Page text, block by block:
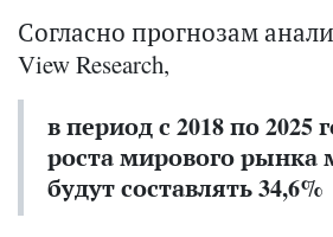
Согласно прогнозам
View Research,
в период с 2018 по
роста мирового рынка
будут составлять 34,6%